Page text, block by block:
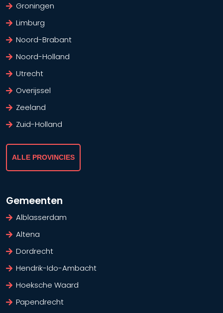
Groningen
Limburg
Noord-Brabant
Noord-Holland
Utrecht
Overijssel
Zeeland
Zuid-Holland
ALLE PROVINCIES
Gemeenten
Alblasserdam
Altena
Dordrecht
Hendrik-Ido-Ambacht
Hoeksche Waard
Papendrecht